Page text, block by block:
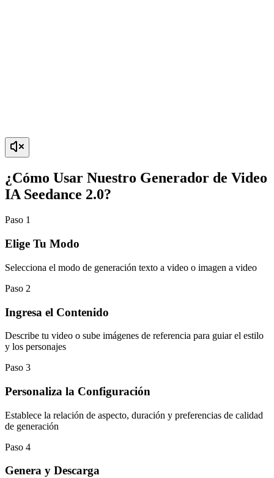
¿Cómo Usar Nuestro Generador de Video
IA Seedance 2.0?
Paso 1
Elige Tu Modo
Selecciona el modo de generación texto a video o imagen a video
Paso 2
Ingresa el Contenido
Describe tu video o sube imágenes de referencia para guiar el estilo
y los personajes
Paso 3
Personaliza la Configuración
Establece la relación de aspecto, duración y preferencias de calidad
de generación
Paso 4
Genera y Descarga